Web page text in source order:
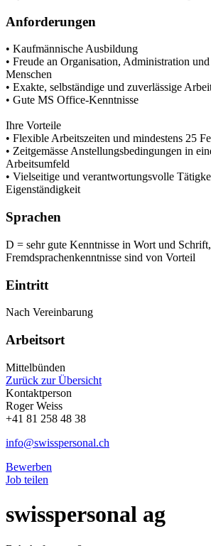
Anforderungen
• Kaufmännische Ausbildung
• Freude an Organisation, Administration
Menschen
• Exakte, selbständige und zuverlässige
• Gute MS Office-Kenntnisse
Ihre Vorteile
• Flexible Arbeitszeiten und mindestens 25
• Zeitgemässe Anstellungsbedingungen in
Arbeitsumfeld
• Vielseitige und verantwortungsvolle
Eigenständigkeit
Sprachen
D = sehr gute Kenntnisse in Wort und Schrift,
Fremdsprachenkenntnisse sind von Vorteil
Eintritt
Nach Vereinbarung
Arbeitsort
Mittelbünden
Zurück zur Übersicht
Kontaktperson
Roger Weiss
+41 81 258 48 38
info@swisspersonal.ch
Bewerben
Job teilen
swisspersonal ag